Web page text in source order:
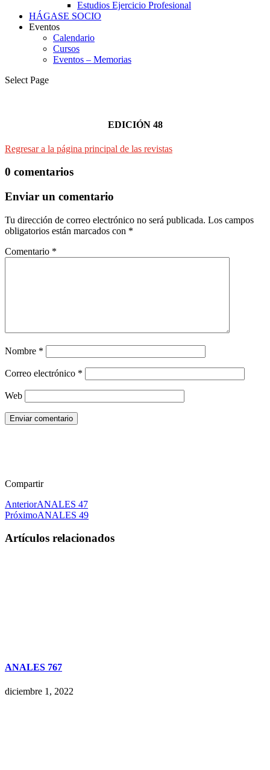
Estudios Ejercicio Profesional
HÁGASE SOCIO
Eventos
Calendario
Cursos
Eventos – Memorias
Select Page
EDICIÓN 48
Regresar a la página principal de las revistas
0 comentarios
Enviar un comentario
Tu dirección de correo electrónico no será publicada. Los campos
obligatorios están marcados con *
Comentario *
Nombre *
Correo electrónico *
Web
Enviar comentario
Compartir
AnteriorANALES 47
PróximoANALES 49
Artículos relacionados
ANALES 767
diciembre 1, 2022